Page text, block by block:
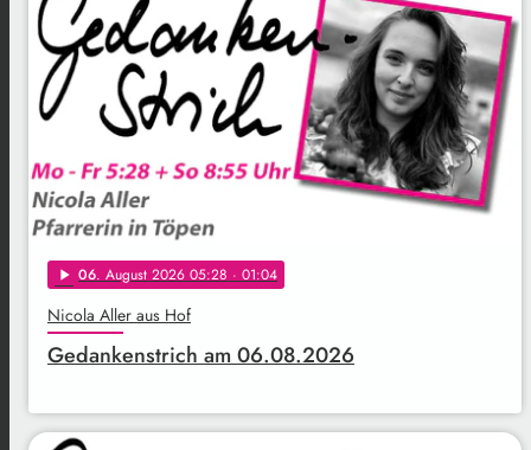
play_arrow 06. August 2026 05:28 · 01:04
Nicola Aller aus Hof
Gedankenstrich am 06.08.2026